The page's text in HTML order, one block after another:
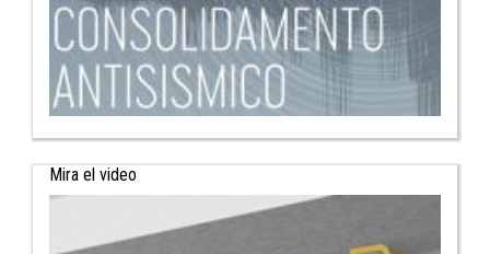
Mira el video